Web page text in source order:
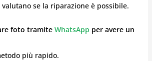
valutano se la riparazione è possibile.
foto tramite WhatsApp per avere un
più rapido.